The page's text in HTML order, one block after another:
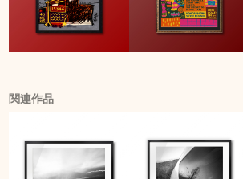
関連作品